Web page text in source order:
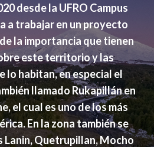
desde la UFRO Campus
a trabajar en un proyecto
la importancia que tienen
este territorio y las
lo habitan, en especial el
llamado Rukapillán en
el cual es uno de los más
En la zona también se
Lanin, Quetrupillan, Mocho